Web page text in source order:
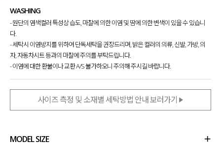
WASHING
- 원단의 염색컬러 특성상 습도, 마찰에 의한 이염 및 땀에 의한 변색이 있을 수 있습니
다.
- 세탁시 이염방지를 위하여 단독세탁을 권장드리며, 밝은 컬러의 의류, 신발, 가방, 의
자, 자동차시트 등과의 마찰에 주의를 부탁드립니다.
- 이염에 대한 환불이나 교환 A/S 불가하오니 주의해 주시길 바랍니다.
사이즈 측정 및 소재별 세탁방법 안내 보러가기
MODEL SIZE